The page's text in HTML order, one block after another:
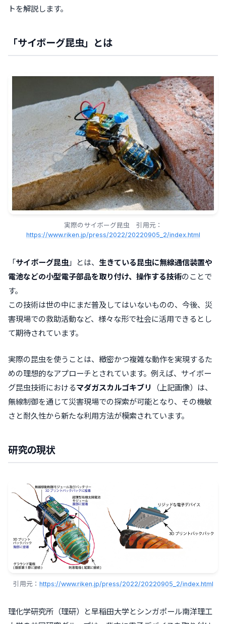
トを解説します。
「サイボーグ昆虫」とは
実際のサイボーグ昆虫 引用元：
https://www.riken.jp/press/2022/20220905_2/index.html
「 サイボーグ昆虫 」とは、 生きている昆虫に無線通信装置や
電池などの小型電子部品を取り付け、操作する技術のことで
す。
この技術は世の中にまだ普及してはいないものの、今後、災
害現場での救助活動など、様々な形で社会に活用できるとし
て期待されています。
実際の昆虫を使うことは、緻密かつ複雑な動作を実現するた
めの理想的なアプローチとされています。例えば、サイボー
グ昆虫技術におけるマダガスカルゴキブリ
（上記画像）は、
無線制御を通じて災害現場での探索が可能となり、その機敏
さと耐久性から新たな利用方法が模索されています。
研究の現状
引用元： https://www.riken.jp/press/2022/20220905_2/index.html
理化学研究所（理研）と早稲田大学とシンガポール南洋理工